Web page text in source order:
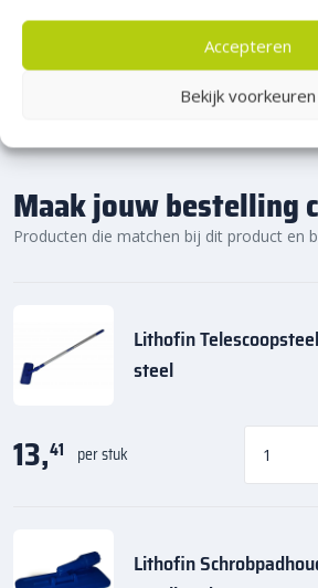
Accepteren
Bekijk voorkeuren
Maak jouw bestelling
Producten die matchen bij dit product en
Lithofin
steel
13,41 per stuk
Lithofin